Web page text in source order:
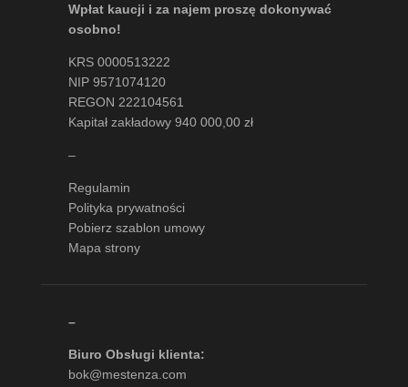
Wpłat kaucji i za najem proszę dokonywać
osobno!
KRS 0000513222
NIP 9571074120
REGON 222104561
Kapitał zakładowy 940 000,00 zł
–
Regulamin
Polityka prywatności
Pobierz szablon umowy
Mapa strony
–
Biuro Obsługi klienta:
bok@mestenza.com